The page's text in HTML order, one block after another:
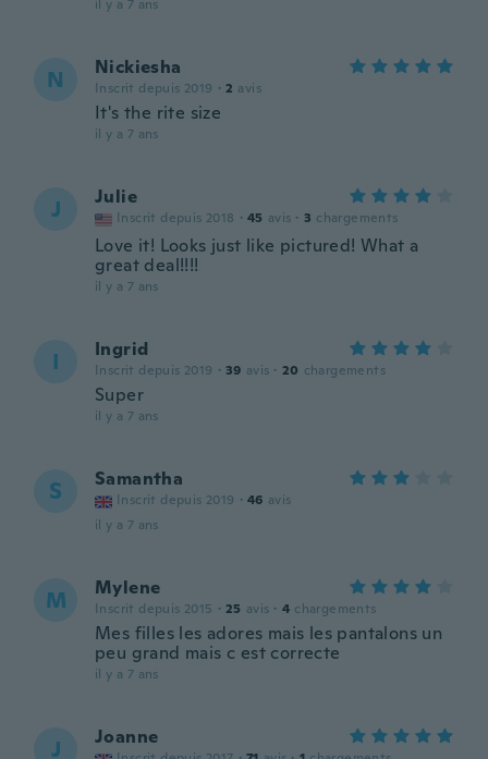
il y a 7 ans
N Nickiesha
Inscrit depuis 2019 · 2 avis
It's the rite size
il y a 7 ans
J Julie
Inscrit depuis 2018 · 45 avis · 3 chargements
Love it! Looks just like pictured! What a
great deal!!!!
il y a 7 ans
I Ingrid
Inscrit depuis 2019 · 39 avis · 20 chargements
Super
il y a 7 ans
S Samantha
Inscrit depuis 2019 · 46 avis
il y a 7 ans
M Mylene
Inscrit depuis 2015 · 25 avis · 4 chargements
Mes filles les adores mais les pantalons un
peu grand mais c est correcte
il y a 7 ans
J Joanne